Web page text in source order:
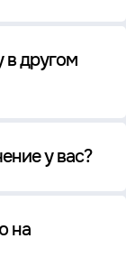
в другом
у вас?
на